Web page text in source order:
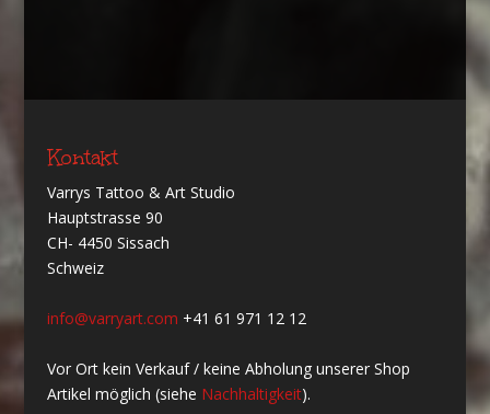
Kontakt
Varrys Tattoo & Art Studio
Hauptstrasse 90
CH- 4450 Sissach
Schweiz
info@varryart.com +41 61 971 12 12
Vor Ort kein Verkauf / keine Abholung unserer Shop
Artikel möglich (siehe Nachhaltigkeit).